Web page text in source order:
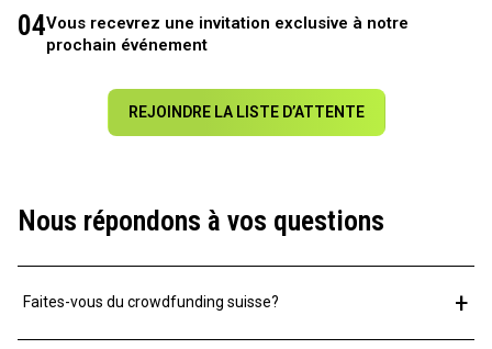
04Vous recevrez une invitation exclusive à notre
prochain événement
REJOINDRE LA LISTE D’ATTENTE
Nous répondons à vos questions
Faites-vous du crowdfunding suisse? +